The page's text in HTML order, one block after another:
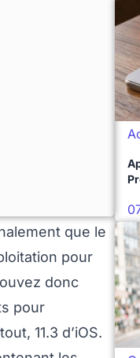
que le
pour
donc
pour
11.3 d’iOS.